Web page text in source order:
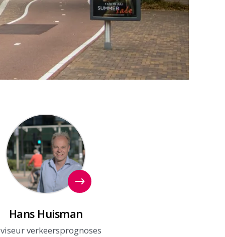
Contactpersoon
Hans Huisman
verkeersprognoses